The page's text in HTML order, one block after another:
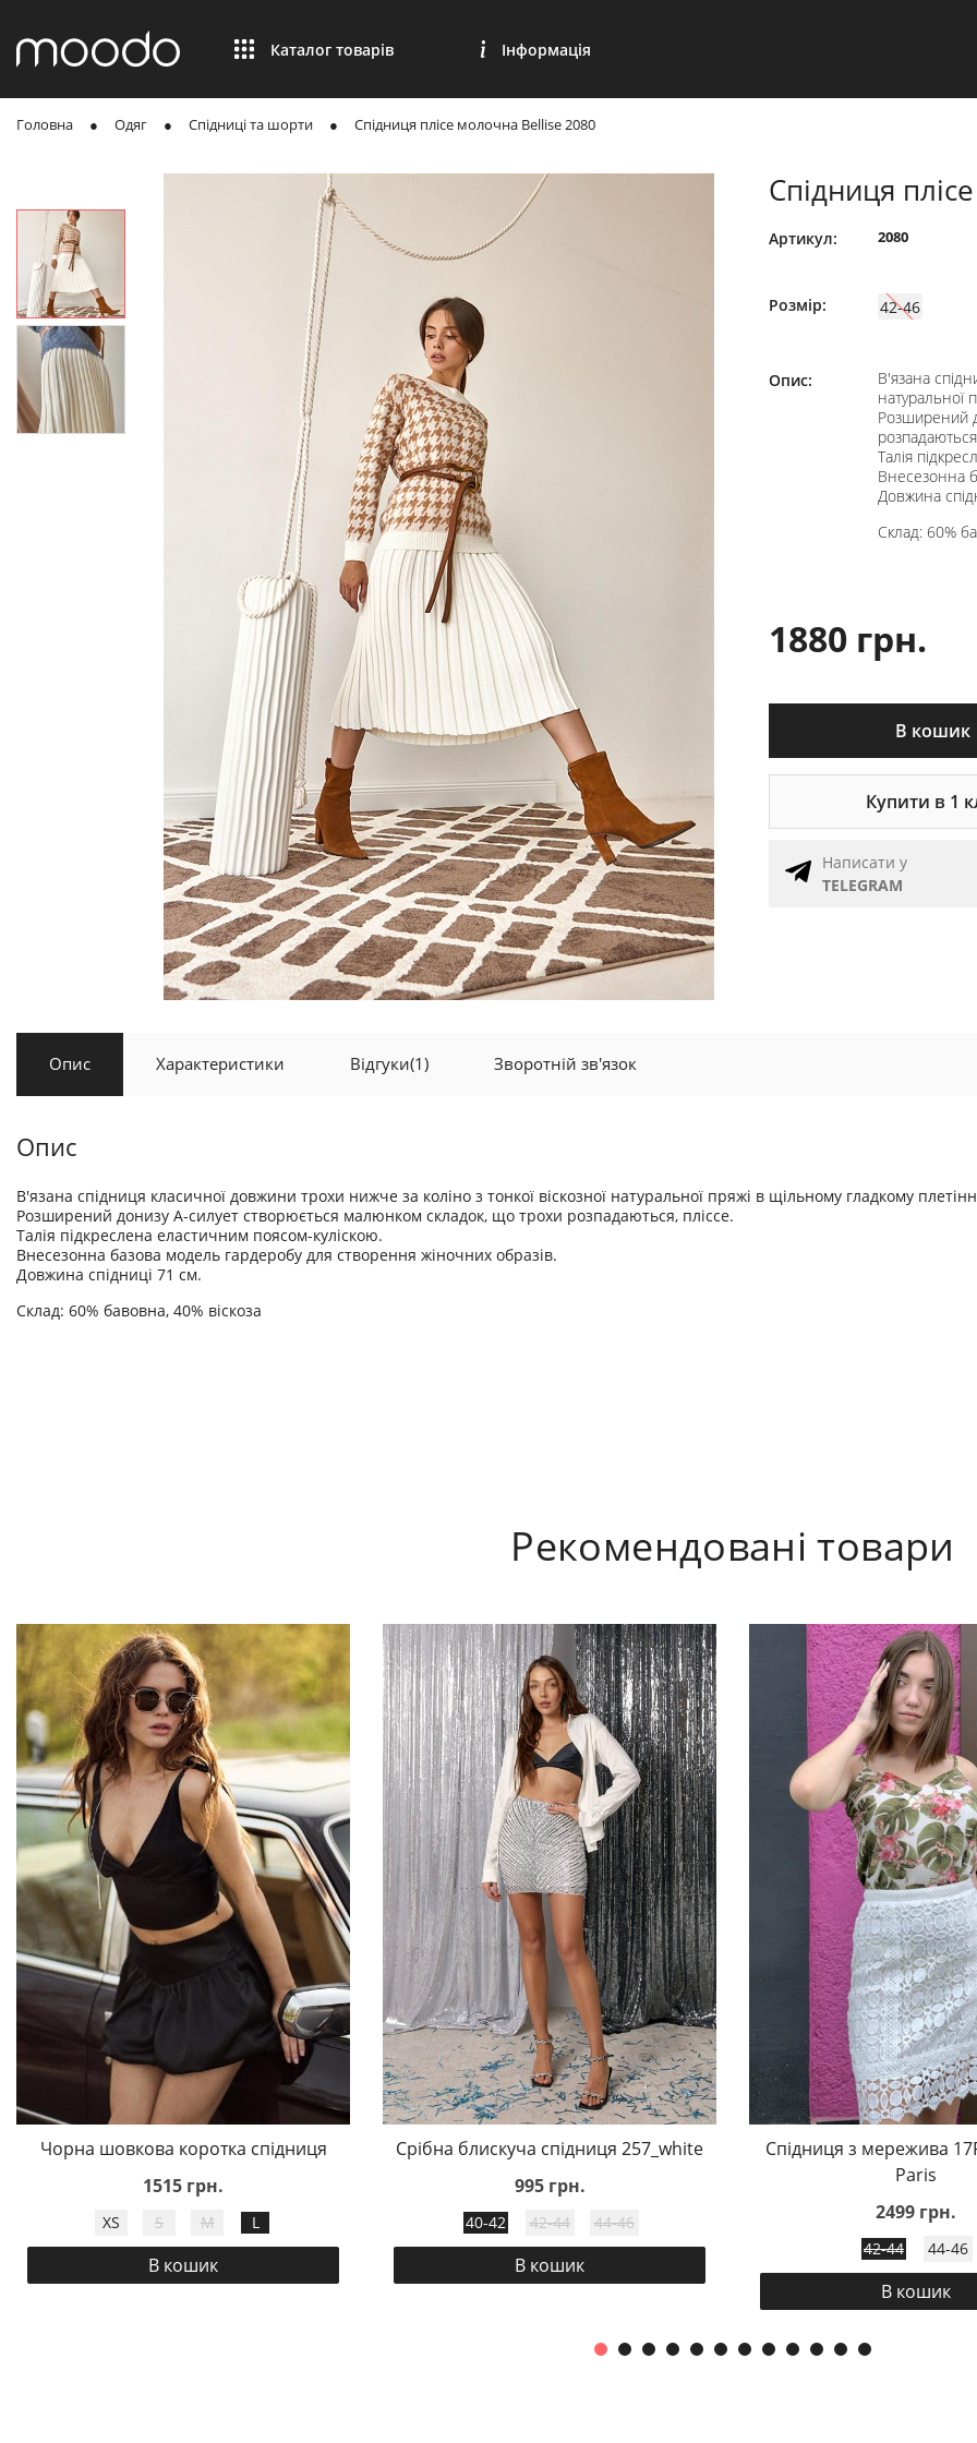
Каталог товарів Інформація
Головна Одяг Спідниці та шорти Спідниця плісе молочна Bellise 2080
Спідниця
Артикул: 2080
Розмір: 42-46
Опис:
В'язана
натуральної
Розширений
Талія
Внесезонна
Довжина
Склад: 60%
1880 грн.
В кошик
Купити в 1
Написати у
TELEGRAM
Опис Характеристики Відгуки(1) Зворотній зв'язок
Опис
В'язана спідниця класичної довжини трохи нижче за коліно з тонкої віскозної натуральної пряжі в щільному гладкому
Розширений донизу A-силует створюється малюнком складок, що трохи розпадаються, пліссе.
Талія підкреслена еластичним поясом-куліскою.
Внесезонна базова модель гардеробу для створення жіночних образів.
Довжина спідниці 71 см.
Склад: 60% бавовна, 40% віскоза
Рекомендовані товари
Чорна шовкова коротка спідниця
1515 грн.
XS S M L
В кошик
Срібна блискуча спідниця 257_white
995 грн.
40-42 42-44 44-46
В кошик
Спідниця з мережива
Paris
2499 грн.
42-44 44-46
В кошик